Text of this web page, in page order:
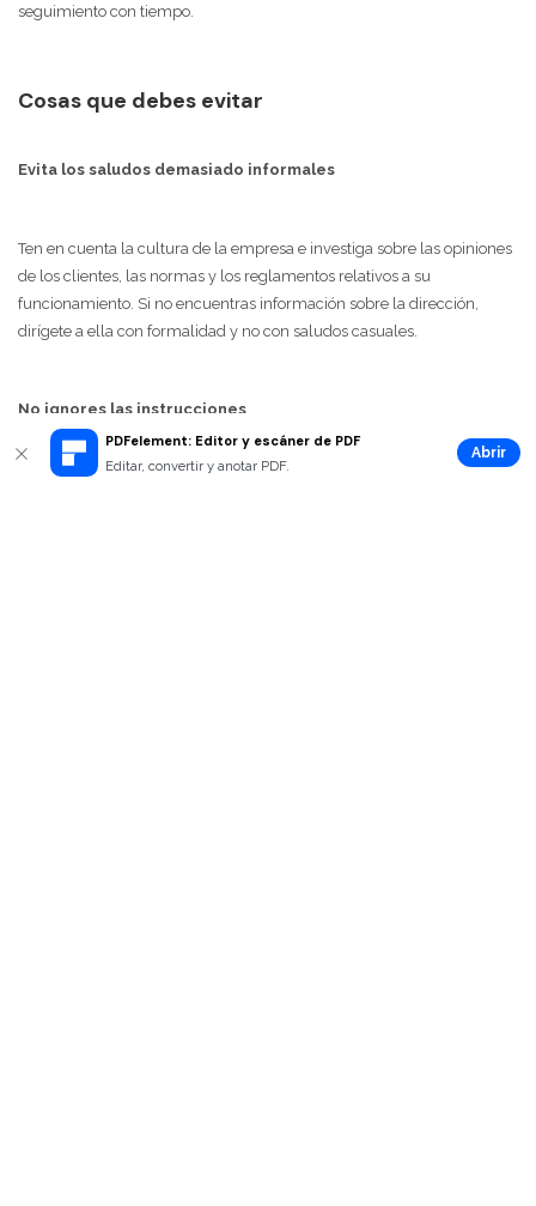
PDFelement: Editor y escáner de PDF
Editar, convertir y anotar PDF.
Abrir
seguimiento con tiempo.
Cosas que debes evitar
Evita los saludos demasiado informales
Ten en cuenta la cultura de la empresa e investiga sobre las opiniones
de los clientes, las normas y los reglamentos relativos a su
funcionamiento. Si no encuentras información sobre la dirección,
dirígete a ella con formalidad y no con saludos casuales.
No ignores las instrucciones